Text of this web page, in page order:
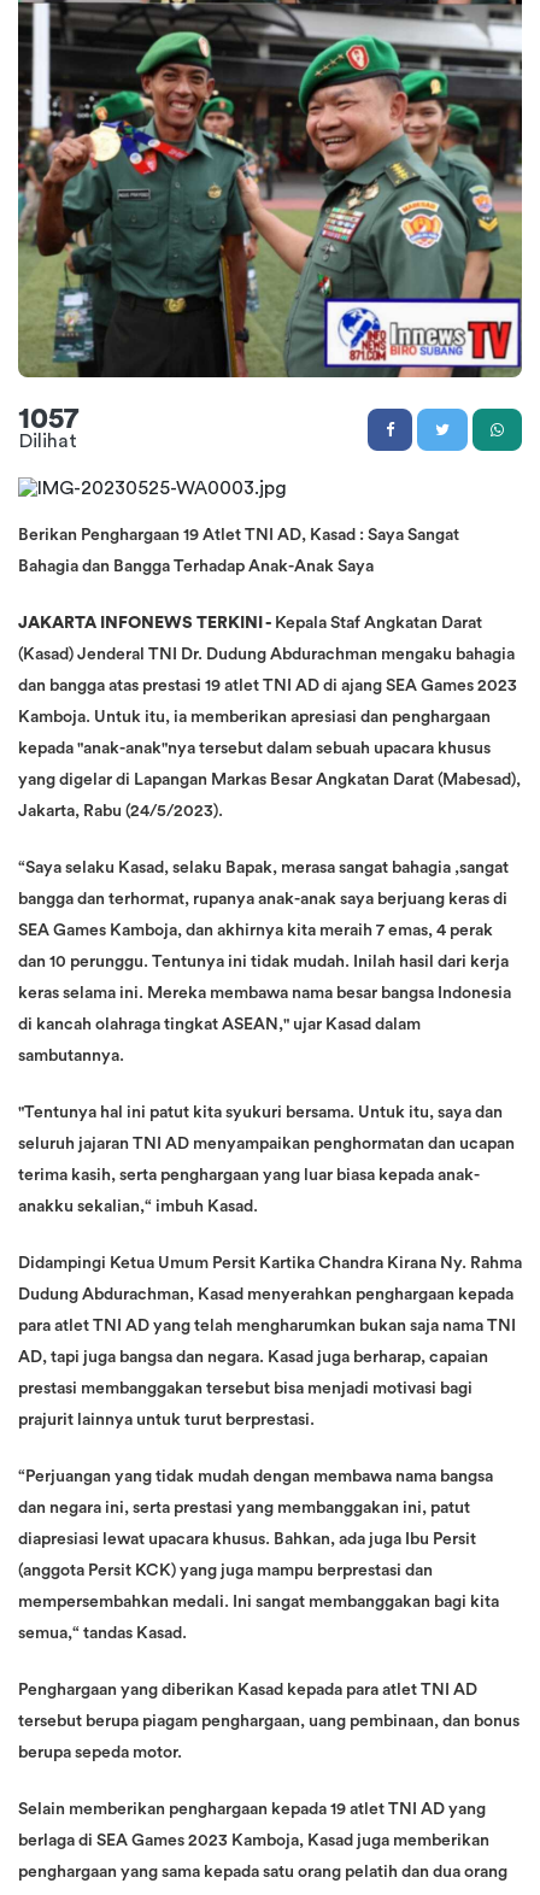
1057
Dilihat
Berikan Penghargaan 19 Atlet TNI AD, Kasad : Saya Sangat
Bahagia dan Bangga Terhadap Anak-Anak Saya
JAKARTA INFONEWS TERKINI - Kepala Staf Angkatan Darat
(Kasad) Jenderal TNI Dr. Dudung Abdurachman mengaku bahagia
dan bangga atas prestasi 19 atlet TNI AD di ajang SEA Games 2023
Kamboja. Untuk itu, ia memberikan apresiasi dan penghargaan
kepada "anak-anak"nya tersebut dalam sebuah upacara khusus
yang digelar di Lapangan Markas Besar Angkatan Darat (Mabesad),
Jakarta, Rabu (24/5/2023).
“Saya selaku Kasad, selaku Bapak, merasa sangat bahagia ,sangat
bangga dan terhormat, rupanya anak-anak saya berjuang keras di
SEA Games Kamboja, dan akhirnya kita meraih 7 emas, 4 perak
dan 10 perunggu. Tentunya ini tidak mudah. Inilah hasil dari kerja
keras selama ini. Mereka membawa nama besar bangsa Indonesia
di kancah olahraga tingkat ASEAN," ujar Kasad dalam
sambutannya.
"Tentunya hal ini patut kita syukuri bersama. Untuk itu, saya dan
seluruh jajaran TNI AD menyampaikan penghormatan dan ucapan
terima kasih, serta penghargaan yang luar biasa kepada anak-
anakku sekalian,“ imbuh Kasad.
Didampingi Ketua Umum Persit Kartika Chandra Kirana Ny. Rahma
Dudung Abdurachman, Kasad menyerahkan penghargaan kepada
para atlet TNI AD yang telah mengharumkan bukan saja nama TNI
AD, tapi juga bangsa dan negara. Kasad juga berharap, capaian
prestasi membanggakan tersebut bisa menjadi motivasi bagi
prajurit lainnya untuk turut berprestasi.
“Perjuangan yang tidak mudah dengan membawa nama bangsa
dan negara ini, serta prestasi yang membanggakan ini, patut
diapresiasi lewat upacara khusus. Bahkan, ada juga Ibu Persit
(anggota Persit KCK) yang juga mampu berprestasi dan
mempersembahkan medali. Ini sangat membanggakan bagi kita
semua,“ tandas Kasad.
Penghargaan yang diberikan Kasad kepada para atlet TNI AD
tersebut berupa piagam penghargaan, uang pembinaan, dan bonus
berupa sepeda motor.
Selain memberikan penghargaan kepada 19 atlet TNI AD yang
berlaga di SEA Games 2023 Kamboja, Kasad juga memberikan
penghargaan yang sama kepada satu orang pelatih dan dua orang